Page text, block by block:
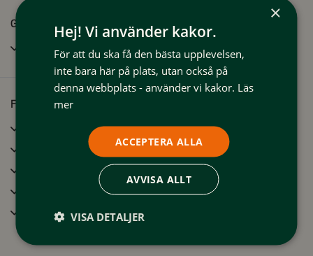
Good to know
Non smoking
Facilities
×
Hej! Vi använder kakor.
För att du ska få den bästa upplevelsen,
inte bara här på plats, utan också på
denna webbplats - använder vi kakor. Läs
mer
ACCEPTERA ALLA
AVVISA ALLT
VISA DETALJER